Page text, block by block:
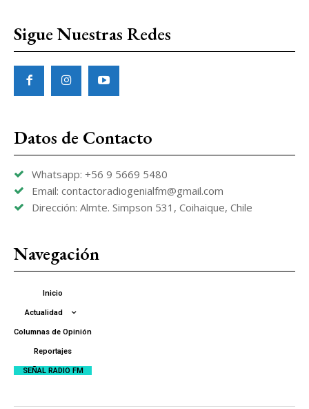
Sigue Nuestras Redes
Datos de Contacto
Whatsapp: +56 9 5669 5480
Email: contactoradiogenialfm@gmail.com
Dirección: Almte. Simpson 531, Coihaique, Chile
Navegación
Inicio
Actualidad
Columnas de Opinión
Reportajes
SEÑAL RADIO FM